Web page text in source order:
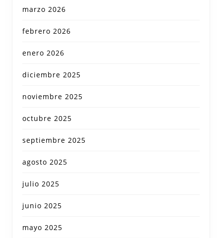
marzo 2026
febrero 2026
enero 2026
diciembre 2025
noviembre 2025
octubre 2025
septiembre 2025
agosto 2025
julio 2025
junio 2025
mayo 2025